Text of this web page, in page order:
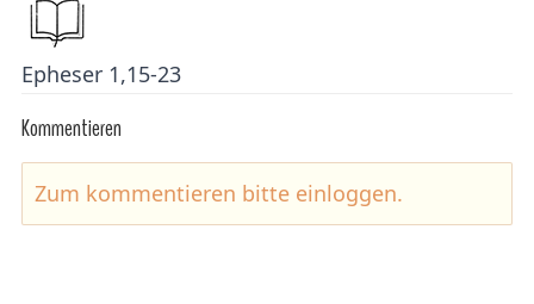
Epheser 1,15-23
Kommentieren
Zum kommentieren bitte einloggen.